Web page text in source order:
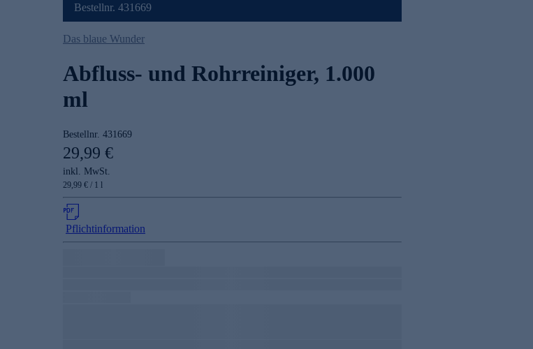
Bestellnr. 431669
Das blaue Wunder
Abfluss- und Rohrreiniger, 1.000
ml
Bestellnr. 431669
29,99 €
inkl. MwSt.
29,99 € / 1 l
Pflichtinformation